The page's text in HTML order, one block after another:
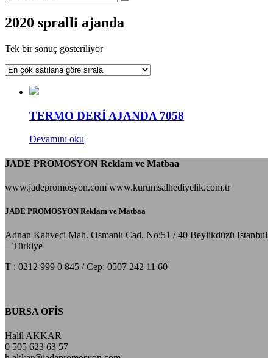
2020 spralli ajanda
Tek bir sonuç gösteriliyor
TERMO DERİ AJANDA 7058
Devamını oku
JADE PROMOSYON Reklam ve Matbaa
www.jadepromosyon.com www.kurumsalhediyelik.com.tr
JADE PROMOSYON Reklam ve Matbaa
Adnan Kahveci Mah. Osmanlı Cad. No:51 / 40 Beylikdüzü Istanbul
– Türkiye
T : 0212 999 0 845 / Cep: 0507 242 11 60
BURSA OFİS
Halil AKKAR
0 505 623 63 57